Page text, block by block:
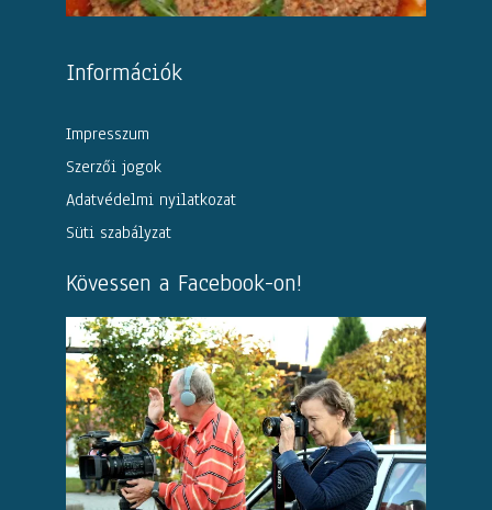
Információk
Impresszum
Szerzői jogok
Adatvédelmi nyilatkozat
Süti szabályzat
Kövessen a Facebook-on!